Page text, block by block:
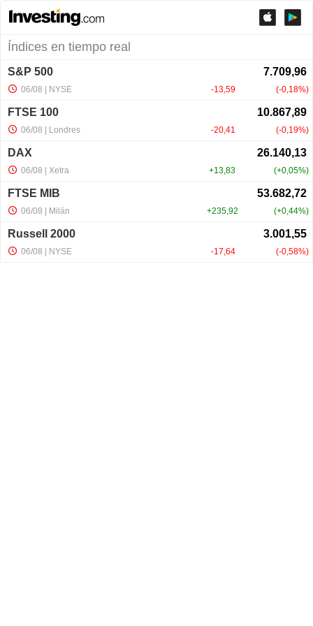
Índices en tiempo real
S&P 500
-13,59 -0,18%
06/08 | NYSE
FTSE 100
-20,41 -0,19%
06/08 | Londres
DAX
+13,83 +0,05%
06/08 | Xetra
FTSE MIB
+235,92 +0,44%
06/08 | Milán
Russell 2000
-17,64 -0,58%
06/08 | NYSE